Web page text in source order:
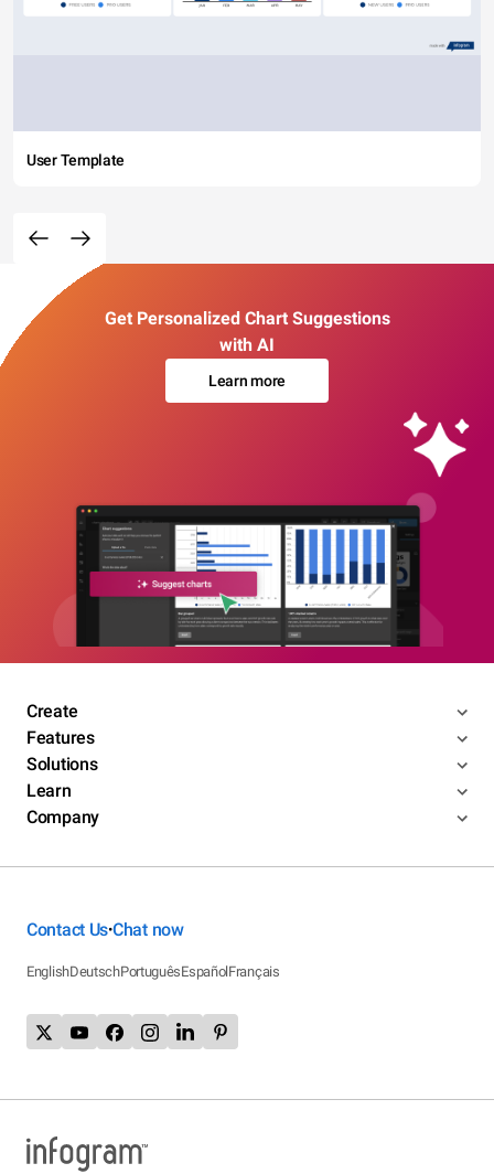
User Template
Get Personalized Chart Suggestions
with AI
Learn more
Create
Features
Solutions
Learn
Company
Contact Us•Chat now
EnglishDeutschPortuguêsEspañolFrançais